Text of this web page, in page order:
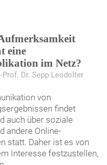
eine
im Netz?
Prof. Dr. Sepp Leodolter
von
findet
auch über soziale
andere Online-
statt. Daher ist es von
Interesse festzustellen,